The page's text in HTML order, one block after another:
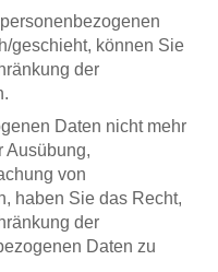
geschieht, können Sie
der
Daten nicht mehr
Ausübung,
von
haben Sie das Recht,
der
Daten zu